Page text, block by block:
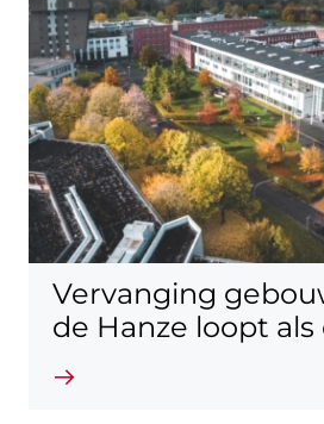
Vervanging
de Hanze loopt
Lees verder